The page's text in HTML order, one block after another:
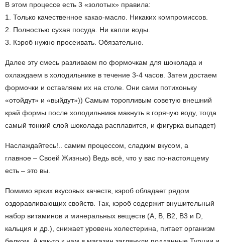
В этом процессе есть 3 «золотых» правила:
1. Только качественное какао-масло. Никаких компромиссов.
2. Полностью сухая посуда. Ни капли воды.
3. Кэроб нужно просеивать. Обязательно.
Далее эту смесь разливаем по формочкам для шоколада и
охлаждаем в холодильнике в течение 3-4 часов. Затем достаем
формочки и оставляем их на столе. Они сами потихоньку
«отойдут» и «выйдут»)) Самым торопливым советую внешний
край формы после холодильника макнуть в горячую воду, тогда
самый тонкий слой шоколада расплавится, и фигурка выпадет)
Наслаждайтесь!.. самим процессом, сладким вкусом, а
главное – Своей Жизнью) Ведь всё, что у вас по-настоящему
есть – это вы.
Помимо ярких вкусовых качеств, кэроб обладает рядом
оздоравливающих свойств . Так, кэроб содержит внушительный
набор витаминов и минеральных веществ (А, B, B2, B3 и D,
кальция и др.), снижает уровень холестерина, питает организм